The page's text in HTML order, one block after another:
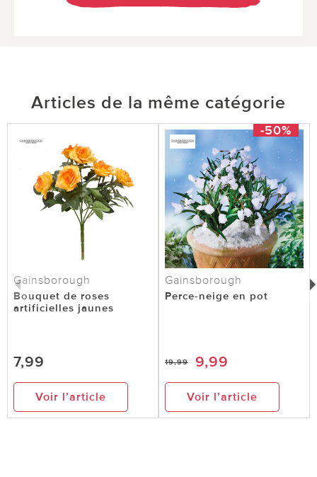
Articles de la même catégorie
Gainsborough
Bouquet de roses
artificielles jaunes
7,99
Voir l’article
-50%
Gainsborough
Perce-neige en pot
19,99 9,99
Voir l’article